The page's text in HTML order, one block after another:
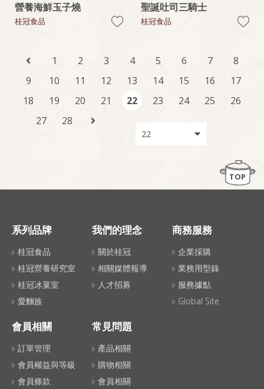
營養海鮮玉子燒
桂冠食品
聖誕吐司三騎士
桂冠食品
1 2 3 4 5 6 7
8
9
10 11 12 13 14 15 16
17
18
19 20 21 22 23 24 25
26
27
28
TOP
系列品牌
桂冠食品
桂冠營養研究室
桂冠冰菓室
愛麵族
我們的理念
關於桂冠
相關媒體報導
人才招募
商務服務
企業採購
業務用型錄
服務據點
Global Site
會員相關
訂單管理
會員權益與等級
會員條款
常見問題
產品相關
購物相關
會員相關